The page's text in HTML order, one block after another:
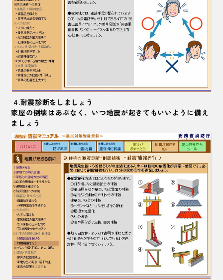
4.耐震診断をしましょう
家屋の倒壊はあぶなく、いつ地震が起きてもいいように備え
ましょう